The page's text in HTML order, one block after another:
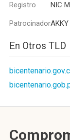
Registro NIC
PatrocinadorAKKY
En Otros TLD